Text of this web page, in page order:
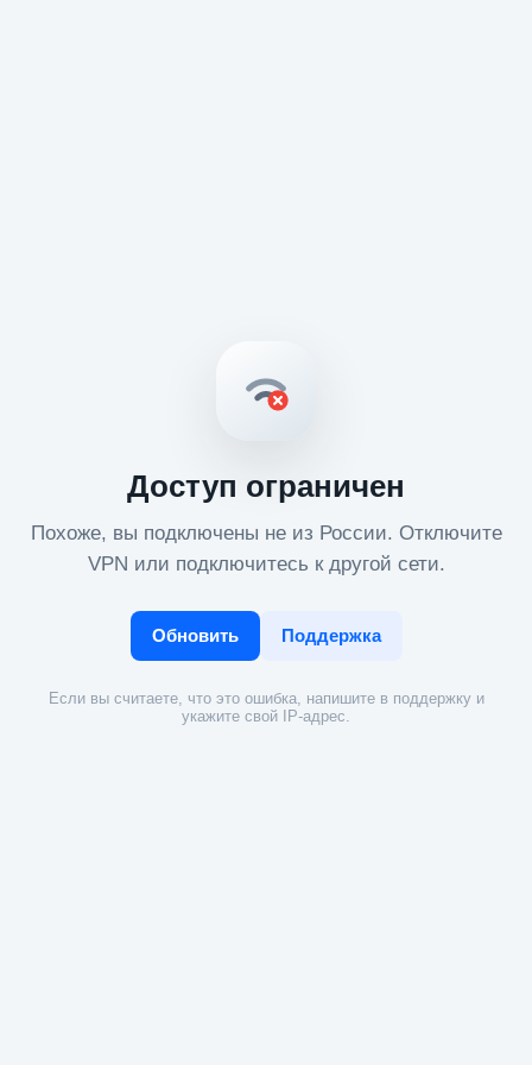
Доступ ограничен
Похоже, вы подключены не из России. Отключите
VPN или подключитесь к другой сети.
Обновить Поддержка
Если вы считаете, что это ошибка, напишите в поддержку и
укажите свой IP-адрес.